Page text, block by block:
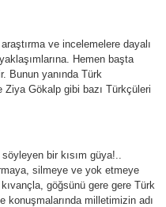
ve incelemelere dayalı
Hemen başta
Bunun yanında Türk
Gökalp gibi bazı Türkçüleri
bir kısım güya!..
silmeye ve yok etmeye
göğsünü gere gere Türk
konuşmalarında milletimizin adı